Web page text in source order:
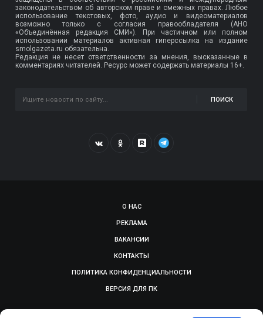
законодательством об авторском праве и смежных правах. Любое
использование текстовых, фото, аудио и видеоматериалов
возможно только с согласия правообладателя (АНО
«Объединённая редакция СМИ»). При частичном или полном
использовании материалов активная гиперссылка на издание
smolgazeta.ru обязательна.
Редакция не несет ответственности за мнения, высказанные в
комментариях читателей. Ресурс может содержать материалы 16+.
ПОИСК
О НАС
РЕКЛАМА
ВАКАНСИИ
КОНТАКТЫ
ПОЛИТИКА КОНФИДЕНЦИАЛЬНОСТИ
ВЕРСИЯ ДЛЯ ПК